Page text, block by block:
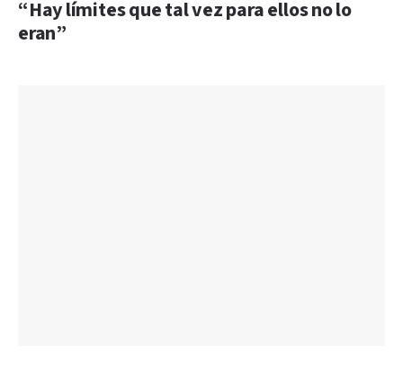
“Hay límites que tal vez para ellos no lo
eran”